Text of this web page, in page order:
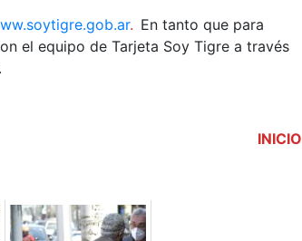
. En tanto que para
el equipo de Tarjeta Soy Tigre a través
INICIO